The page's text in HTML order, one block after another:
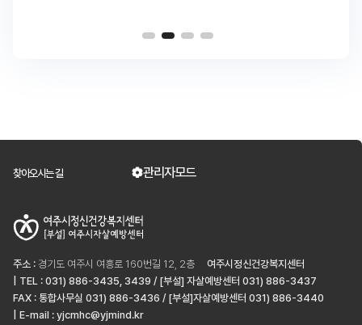
찾아오시는 길 관리자모드
주소 : 경기도 여주시 여흥로 160번길 12, 2층
여주시정신건강복지센터
| TEL : 031) 886-3435, 3439 / [부설] 자살예방센터 031) 886-3437
FAX : 통합사무실 031) 886-3436 / [부설]자살예방센터 031) 886-3440
| E-mail : yjcmhc@yjmind.kr